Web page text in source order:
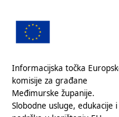
Informacijska točka
komisije za građane
Međimurske županije.
Slobodne usluge, edukacije i